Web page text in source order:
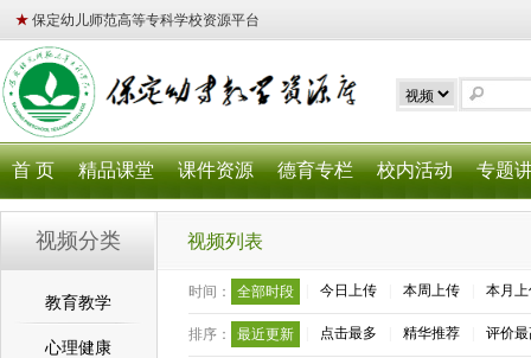
★ 保定幼儿师范高等专科学校资源平台
首 页 精品课堂 课件资源 德育专栏 校内活动 专题
视频分类
教育教学
心理健康
视频列表
时间： 全部时段 今日上传 本周上传 本月
排序： 最近更新 点击最多 精华推荐 评价